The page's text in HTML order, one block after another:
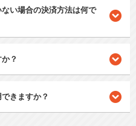
い場合の決済方法は何で
？
きますか？